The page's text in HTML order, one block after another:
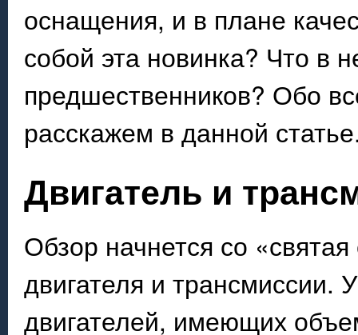
оснащения, и в плане
собой эта новинка? Что в
предшественников? Обо
расскажем в данной
Двигатель и
Обзор начнется со
двигателя и трансмиссии.
двигателей, имеющих